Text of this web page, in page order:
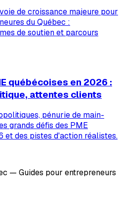
de croissance majeure pour
du Québec :
de soutien et parcours
québécoises en 2026 :
attentes clients
pénurie de main-
grands défis des PME
et des pistes d'action réalistes.
— Guides pour entrepreneurs